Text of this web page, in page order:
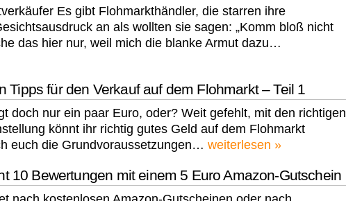
Es gibt Flohmarkthändler, die starren ihre
an als wollten sie sagen: „Komm bloß nicht
das hier nur, weil mich die blanke Armut dazu…
Tipps für den Verkauf auf dem Flohmarkt – Teil 1
doch nur ein paar Euro, oder? Weit gefehlt, mit den richtigen
könnt ihr richtig gutes Geld auf dem Flohmarkt
euch die Grundvoraussetzungen… weiterlesen »
10 Bewertungen mit einem 5 Euro Amazon-Gutschein